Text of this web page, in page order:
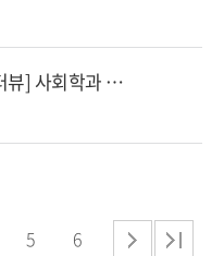
[잡(JOB)아라 서포터즈 5기 인터뷰] 사회학과 박수련 편
5 6